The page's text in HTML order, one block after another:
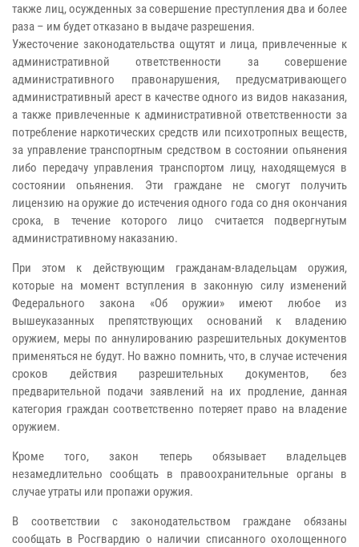
также лиц, осужденных за совершение преступления два и более
раза – им будет отказано в выдаче разрешения.
Ужесточение законодательства ощутят и лица, привлеченные к
административной ответственности за совершение
административного правонарушения, предусматривающего
административный арест в качестве одного из видов наказания,
а также привлеченные к административной ответственности за
потребление наркотических средств или психотропных веществ,
за управление транспортным средством в состоянии опьянения
либо передачу управления транспортом лицу, находящемуся в
состоянии опьянения. Эти граждане не смогут получить
лицензию на оружие до истечения одного года со дня окончания
срока, в течение которого лицо считается подвергнутым
административному наказанию.
При этом к действующим гражданам-владельцам оружия,
которые на момент вступления в законную силу изменений
Федерального закона «Об оружии» имеют любое из
вышеуказанных препятствующих оснований к владению
оружием, меры по аннулированию разрешительных документов
применяться не будут. Но важно помнить, что, в случае истечения
сроков действия разрешительных документов, без
предварительной подачи заявлений на их продление, данная
категория граждан соответственно потеряет право на владение
оружием.
Кроме того, закон теперь обязывает владельцев
незамедлительно сообщать в правоохранительные органы в
случае утраты или пропажи оружия.
В соответствии с законодательством граждане обязаны
сообщать в Росгвардию о наличии списанного охолощенного